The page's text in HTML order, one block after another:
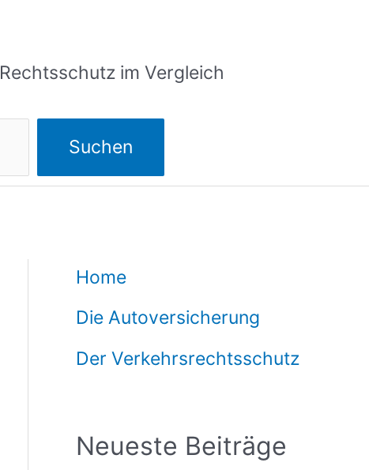
Rechtsschutz im Vergleich
Suchen
Home
Die Autoversicherung
Der Verkehrsrechtsschutz
Neueste Beiträge